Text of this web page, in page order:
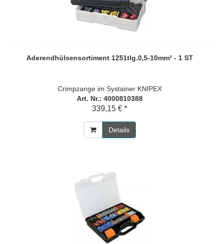
Aderendhülsensortiment 1251tlg.0,5-10mm² - 1 ST
Crimpzange im Systainer KNIPEX
Art. Nr.: 4000810388
339,15 € *
Details